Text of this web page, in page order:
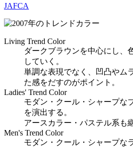
JAFCA
Living Trend Color
ダークブラウンを中心にし、
していく。
単調な表現でなく、凹凸やム
た感をだすのがポイント。
Ladies' Trend Color
モダン・クール・シャープな
を演出する。
アースカラー・パステル系も
Men's Trend Color
モダン・クール・シャープな